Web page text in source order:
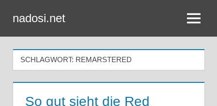
Inhalt
springen
nadosi.net Menü
SCHLAGWORT: REMARSTERED
So gut sieht die Red